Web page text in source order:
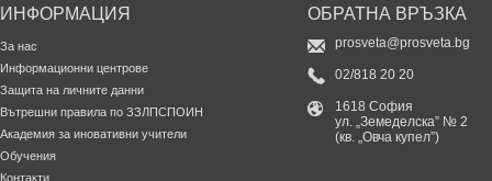
ИНФОРМАЦИЯ
За нас
Информационни центрове
Защита на личните данни
Вътрешни правила по ЗЗЛПСПОИН
Академия за иновативни учители
Обучения
Контакти
ОБРАТНА ВРЪЗКА
prosveta@prosveta.bg
02/818 20 20
1618 София
ул. „Земеделска” № 2
(кв. „Овча купел”)